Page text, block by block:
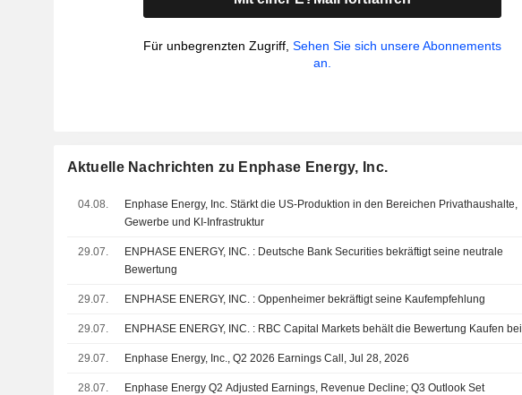
Für unbegrenzten Zugriff,Sehen Sie sich unsere Abonnements
an.
Aktuelle Nachrichten zu Enphase Energy, Inc.
04.08.
Enphase Energy, Inc. Stärkt die US-Produktion in den Bereichen Privathaushalte,
Gewerbe und KI-Infrastruktur
29.07.
ENPHASE ENERGY, INC. : Deutsche Bank Securities bekräftigt seine neutrale
Bewertung
29.07. ENPHASE ENERGY, INC. : Oppenheimer bekräftigt seine Kaufempfehlung
29.07. ENPHASE ENERGY, INC. : RBC Capital Markets behält die Bewertung Kaufen bei
29.07. Enphase Energy, Inc., Q2 2026 Earnings Call, Jul 28, 2026
28.07. Enphase Energy Q2 Adjusted Earnings, Revenue Decline; Q3 Outlook Set